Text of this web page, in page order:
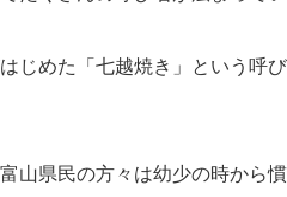
じめた「七越焼き」という呼
山県民の方々は幼少の時から